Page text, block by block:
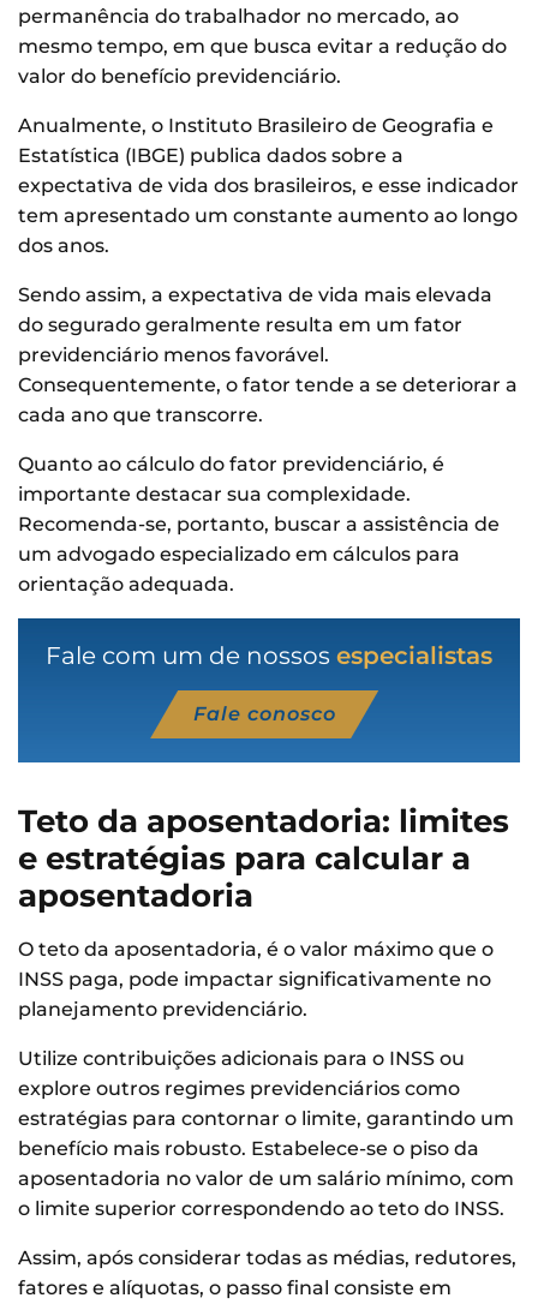
permanência do trabalhador no mercado, ao
mesmo tempo, em que busca evitar a redução do
valor do benefício previdenciário.
Anualmente, o Instituto Brasileiro de Geografia e
Estatística (IBGE) publica dados sobre a
expectativa de vida dos brasileiros, e esse indicador
tem apresentado um constante aumento ao longo
dos anos.
Sendo assim, a expectativa de vida mais elevada
do segurado geralmente resulta em um fator
previdenciário menos favorável.
Consequentemente, o fator tende a se deteriorar a
cada ano que transcorre.
Quanto ao cálculo do fator previdenciário, é
importante destacar sua complexidade.
Recomenda-se, portanto, buscar a assistência de
um advogado especializado em cálculos para
orientação adequada.
Fale com um de nossos especialistas
Fale conosco
Teto da aposentadoria: limites
e estratégias para calcular a
aposentadoria
O teto da aposentadoria, é o valor máximo que o
INSS paga, pode impactar significativamente no
planejamento previdenciário.
Utilize contribuições adicionais para o INSS ou
explore outros regimes previdenciários como
estratégias para contornar o limite, garantindo um
benefício mais robusto. Estabelece-se o piso da
aposentadoria no valor de um salário mínimo, com
o limite superior correspondendo ao teto do INSS.
Assim, após considerar todas as médias, redutores,
fatores e alíquotas, o passo final consiste em